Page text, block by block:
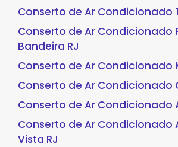
Conserto de Ar Condicionado
Conserto de Ar Condicionado
Bandeira RJ
Conserto de Ar Condicionado
Conserto de Ar Condicionado
Conserto de Ar Condicionado
Conserto de Ar Condicionado
Vista RJ